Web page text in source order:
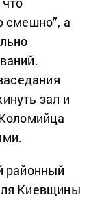
смешно”, а
зал и
районный
Киевщины